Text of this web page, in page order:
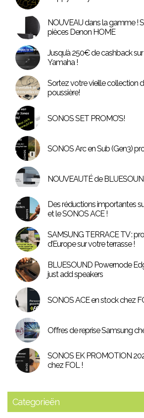
NOUVEAU dans la gamme !
pièces Denon HOME
Jusqu’à 250€ de cashback
Yamaha !
Sortez votre vieille collection
poussière!
SONOS SET PROMO’S!
SONOS Arc en Sub (Gen3)
NOUVEAUTÉ de
Des réductions importantes
et le SONOS ACE !
SAMSUNG TERRACE TV :
d’Europe sur votre terrasse !
BLUESOUND Powernode
just add speakers
SONOS ACE en stock chez
Offres de reprise Samsung
SONOS EK PROMOTION
chez FOL !
Categorieën